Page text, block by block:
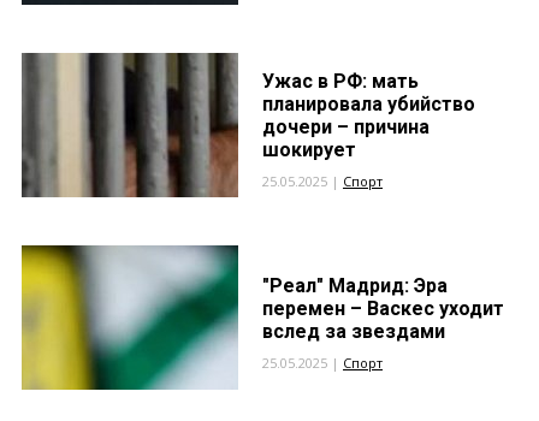
Ужас в РФ: мать
планировала убийство
дочери – причина
шокирует
25.05.2025 | Спорт
"Реал" Мадрид: Эра
перемен – Васкес уходит
вслед за звездами
25.05.2025 | Спорт